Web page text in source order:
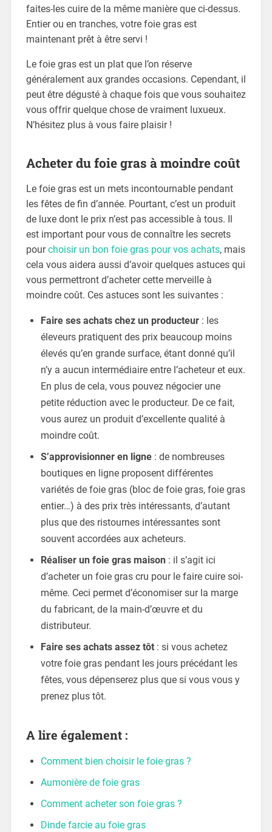
faites-les cuire de la même manière que ci-dessus.
Entier ou en tranches, votre foie gras est
maintenant prêt à être servi !
Le foie gras est un plat que l’on réserve
généralement aux grandes occasions. Cependant, il
peut être dégusté à chaque fois que vous souhaitez
vous offrir quelque chose de vraiment luxueux.
N’hésitez plus à vous faire plaisir !
Acheter du foie gras à moindre coût
Le foie gras est un mets incontournable pendant
les fêtes de fin d’année. Pourtant, c’est un produit
de luxe dont le prix n’est pas accessible à tous. Il
est important pour vous de connaître les secrets
pourchoisir un bon foie gras pour vos achats, mais
cela vous aidera aussi d’avoir quelques astuces qui
vous permettront d’acheter cette merveille à
moindre coût. Ces astuces sont les suivantes :
Faire ses achats chez un producteur: les
éleveurs pratiquent des prix beaucoup moins
élevés qu’en grande surface, étant donné qu’il
n’y a aucun intermédiaire entre l’acheteur et eux.
En plus de cela, vous pouvez négocier une
petite réduction avec le producteur. De ce fait,
vous aurez un produit d’excellente qualité à
moindre coût.
S’approvisionner en ligne: de nombreuses
boutiques en ligne proposent différentes
variétés de foie gras (bloc de foie gras, foie gras
entier…) à des prix très intéressants, d’autant
plus que des ristournes intéressantes sont
souvent accordées aux acheteurs.
Réaliser un foie gras maison: il s’agit ici
d’acheter un foie gras cru pour le faire cuire soi-
même. Ceci permet d’économiser sur la marge
du fabricant, de la main-d’œuvre et du
distributeur.
Faire ses achats assez tôt : si vous achetez
votre foie gras pendant les jours précédant les
fêtes, vous dépenserez plus que si vous vous y
prenez plus tôt.
A lire également :
Comment bien choisir le foie gras ?
Aumonière de foie gras
Comment acheter son foie gras ?
Dinde farcie au foie gras